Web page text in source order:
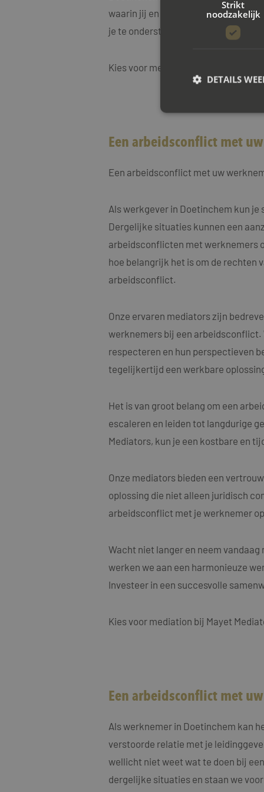
waarin jij en je werkgever weer
je te ondersteunen bij elke stap van
Kies voor mediation bij Mayet
Een arbeidsconflict met
Een arbeidsconflict met uw
Als werkgever in Doetinchem kun
Dergelijke situaties kunnen een
arbeidsconflicten met werknemers
hoe belangrijk het is om de rechten
arbeidsconflict.
Onze ervaren mediators zijn
werknemers bij een arbeidsconflict.
respecteren en hun perspectieven
tegelijkertijd een werkbare
Het is van groot belang om een
escaleren en leiden tot langdurige
Mediators, kun je een kostbare en
Onze mediators bieden een
oplossing die niet alleen juridisch
arbeidsconflict met je werknemer
Wacht niet langer en neem
werken we aan een harmonieuze
Investeer in een succesvolle
Kies voor mediation bij Mayet
Een arbeidsconflict met
Als werknemer in Doetinchem kan
verstoorde relatie met je
wellicht niet weet wat te doen bij
dergelijke situaties en staan we
Strikt
noodzakelijk
DETAILS
accountbeheer. De
PHPSESSID
Naam
_clck
_ga_4ZL076M2M8
SM
_fbp
Inc.
_gcl_au
test_cookie
Naam
fp_user_id